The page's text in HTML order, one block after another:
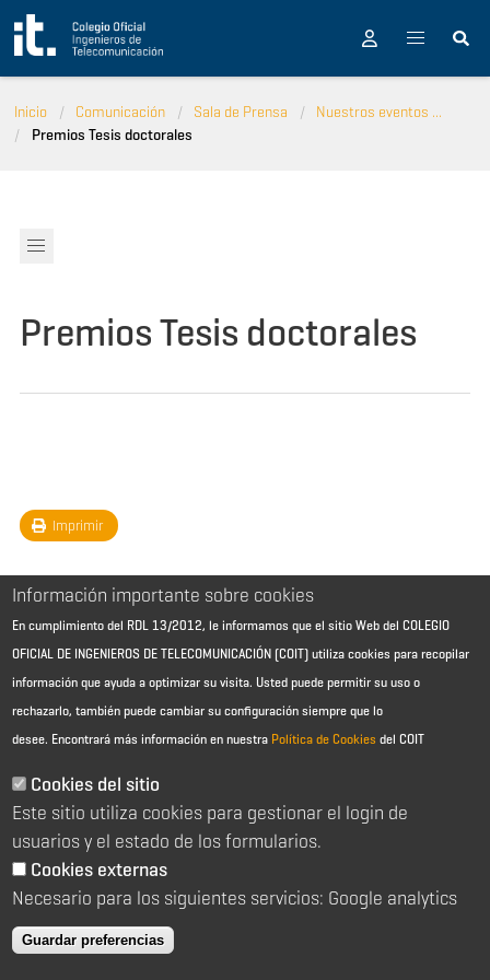
Pasar al contenido principal
Inicio Comunicación Sala de Prensa
Nuestros eventos ...
Premios Tesis doctorales
Premios Tesis doctorales
Imprimir
Aviso Legal - Información general
Política de cookies
Política de reembolso
Sitemap
C/ Almagro 2 1º Izqda 28010 Madrid
91 391 10 66
coit@coit.es
Información importante sobre cookies
En cumplimiento del RDL 13/2012, le informamos que el sitio Web del COLEGIO
OFICIAL DE INGENIEROS DE TELECOMUNICACIÓN (COIT) utiliza cookies para recopilar
información que ayuda a optimizar su visita. Usted puede permitir su uso o
rechazarlo, también puede cambiar su configuración siempre que lo
desee. Encontrará más información en nuestra Política de Cookies del COIT
Cookies del sitio
Este sitio utiliza cookies para gestionar el login de
usuarios y el estado de los formularios.
Cookies externas
Necesario para los siguientes servicios: Google analytics
Guardar preferencias